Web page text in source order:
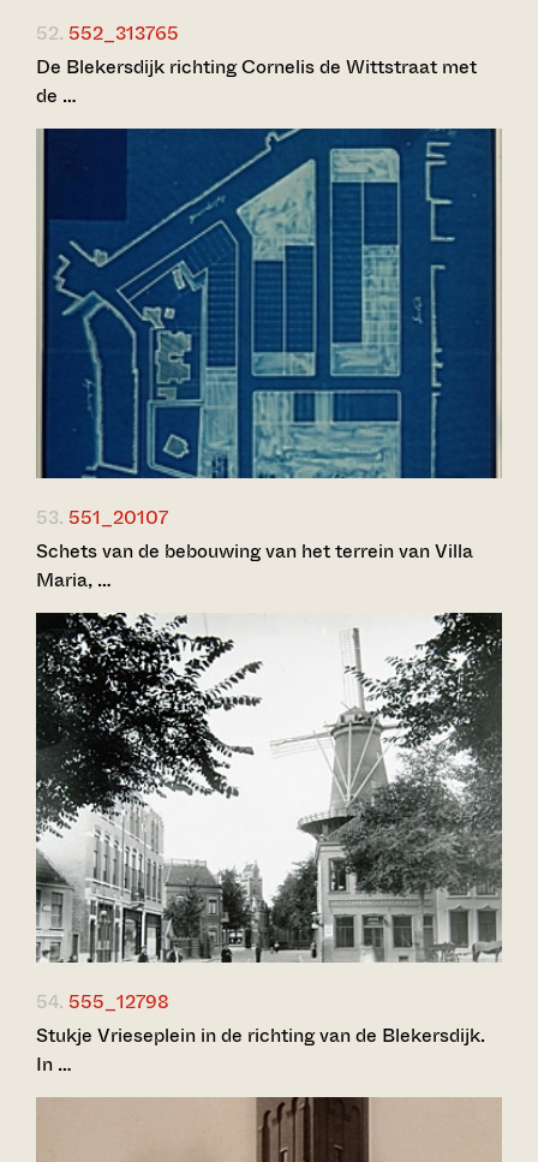
52. 552_313765
De Blekersdijk richting Cornelis de Wittstraat met
de …
53. 551_20107
Schets van de bebouwing van het terrein van Villa
Maria, …
54. 555_12798
Stukje Vrieseplein in de richting van de Blekersdijk.
In …